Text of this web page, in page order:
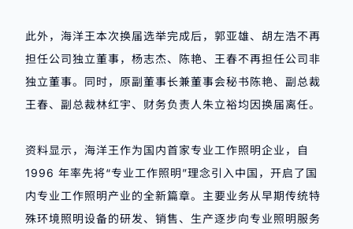
此外，海洋王本次换届选举完成后，郭亚雄、胡左浩不再
担任公司独立董事，杨志杰、陈艳、王春不再担任公司非
独立董事。同时，原副董事长兼董事会秘书陈艳、副总裁
王春、副总裁林红宇、财务负责人朱立裕均因换届离任。
资料显示，海洋王作为国内首家专业工作照明企业，自
1996 年率先将“专业工作照明”理念引入中国，开启了国
内专业工作照明产业的全新篇章。主要业务从早期传统特
殊环境照明设备的研发、销售、生产逐步向专业照明服务